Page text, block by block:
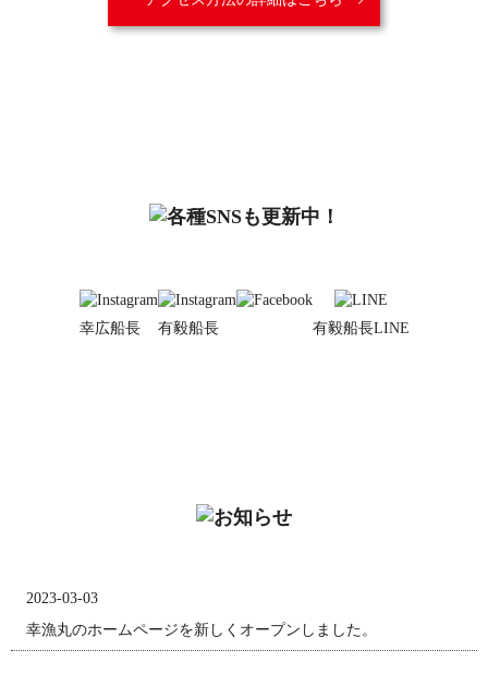
幸広船長 有毅船長 有毅船長LINE
2023-03-03
幸漁丸のホームページを新しくオープンしました。